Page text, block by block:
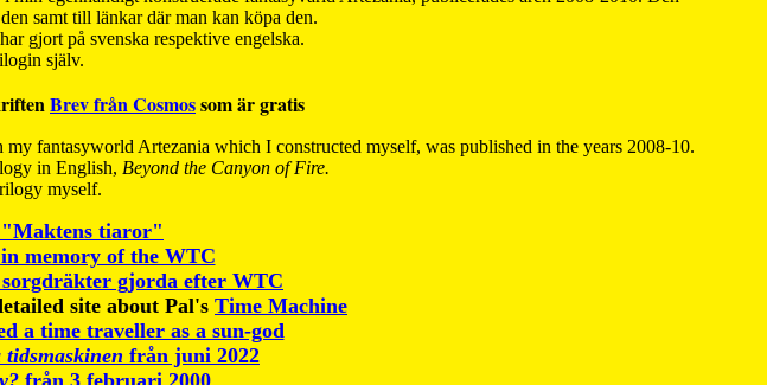
samt till länkar där man kan köpa den.
gjort på svenska respektive engelska.
själv.
Brev från Cosmossom är gratis
fantasyworld Artezania which I constructed myself, was published in the years 2008-10.
in English, Beyond the Canyon of Fire.
myself.
tiaror"
memory of the WTC
gjorda efter WTC
site about Pal's Time Machine
a time traveller as a sun-god
från juni 2022